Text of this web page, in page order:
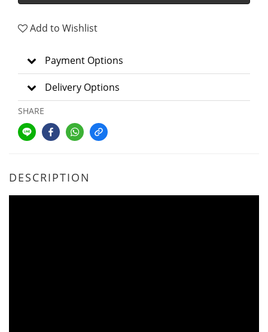
Add to Wishlist
Payment Options
Delivery Options
SHARE
DESCRIPTION